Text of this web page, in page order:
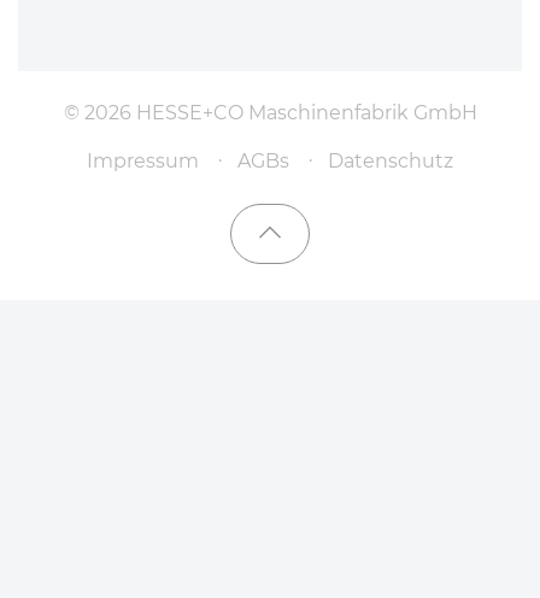
© 2026 HESSE+CO Maschinenfabrik GmbH
Impressum AGBs Datenschutz
Nach oben scrollen